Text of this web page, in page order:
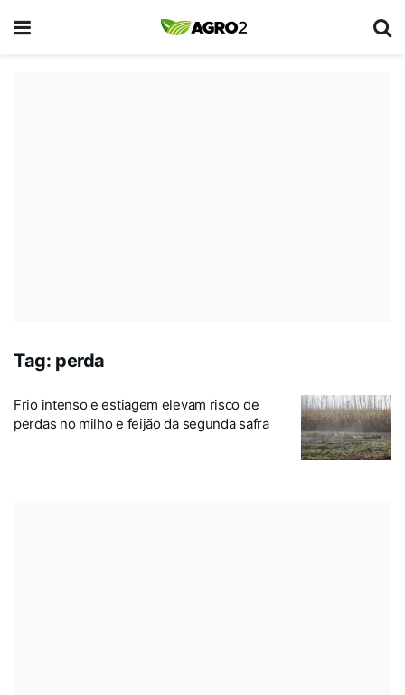
Tag: perda
Frio intenso e estiagem elevam risco de
perdas no milho e feijão da segunda safra